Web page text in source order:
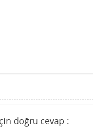
doğru cevap :